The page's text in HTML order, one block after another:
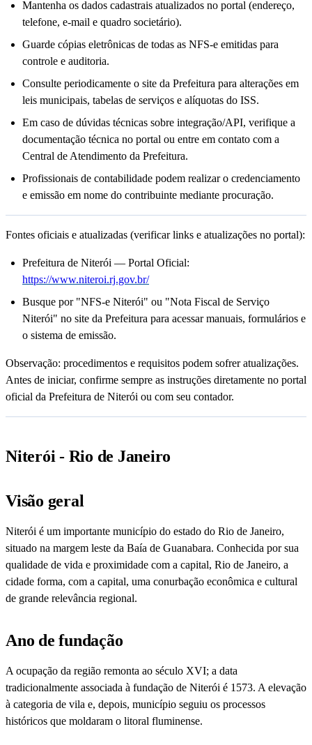
Mantenha os dados cadastrais atualizados no portal (endereço,
telefone, e-mail e quadro societário).
Guarde cópias eletrônicas de todas as NFS-e emitidas para
controle e auditoria.
Consulte periodicamente o site da Prefeitura para alterações em
leis municipais, tabelas de serviços e alíquotas do ISS.
Em caso de dúvidas técnicas sobre integração/API, verifique a
documentação técnica no portal ou entre em contato com a
Central de Atendimento da Prefeitura.
Profissionais de contabilidade podem realizar o credenciamento
e emissão em nome do contribuinte mediante procuração.
Fontes oficiais e atualizadas (verificar links e atualizações no portal):
Prefeitura de Niterói — Portal Oficial:
https://www.niteroi.rj.gov.br/
Busque por "NFS-e Niterói" ou "Nota Fiscal de Serviço
Niterói" no site da Prefeitura para acessar manuais, formulários e
o sistema de emissão.
Observação: procedimentos e requisitos podem sofrer atualizações.
Antes de iniciar, confirme sempre as instruções diretamente no portal
oficial da Prefeitura de Niterói ou com seu contador.
Niterói - Rio de Janeiro
Visão geral
Niterói é um importante município do estado do Rio de Janeiro,
situado na margem leste da Baía de Guanabara. Conhecida por sua
qualidade de vida e proximidade com a capital, Rio de Janeiro, a
cidade forma, com a capital, uma conurbação econômica e cultural
de grande relevância regional.
Ano de fundação
A ocupação da região remonta ao século XVI; a data
tradicionalmente associada à fundação de Niterói é 1573. A elevação
à categoria de vila e, depois, município seguiu os processos
históricos que moldaram o litoral fluminense.